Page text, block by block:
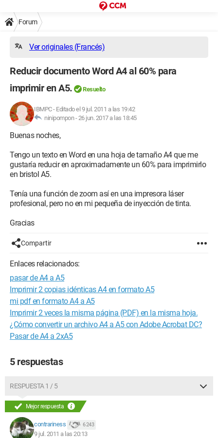
Forum
Ver originales (Francés)
Reducir documento Word A4 al 60% para
imprimir en A5.
Resuelto
IBMPC- Editado el 9 jul. 2011 a las 19:42
ninipompon -26 jun. 2017 a las 18:45
Buenas noches,
Tengo un texto en Word en una hoja de tamaño A4 que me
gustaría reducir en aproximadamente un 60% para imprimirlo
en bristol A5.
Tenía una función de zoom así en una impresora láser
profesional, pero no en mi pequeña de inyección de tinta.
Gracias
Compartir
Enlaces relacionados:
pasar de A4 a A5
Imprimir 2 copias idénticas A4 en formato A5
mi pdf en formato A4 a A5
Imprimir 2 veces la misma página (PDF) en la misma hoja.
¿Cómo convertir un archivo A4 a A5 con Adobe Acrobat DC?
Pasar de A4 a 2xA5
5 respuestas
RESPUESTA 1 / 5
Mejor respuesta
contrariness 6 243
9 jul. 2011 a las 20:13